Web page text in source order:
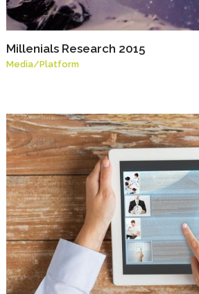
Millenials Research 2015
Media/Platform